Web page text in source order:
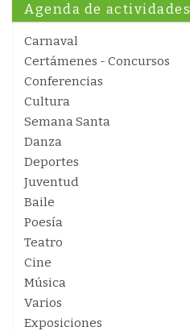
Agenda de actividades
Carnaval
Certámenes - Concursos
Conferencias
Cultura
Semana Santa
Danza
Deportes
Juventud
Baile
Poesía
Teatro
Cine
Música
Varios
Exposiciones